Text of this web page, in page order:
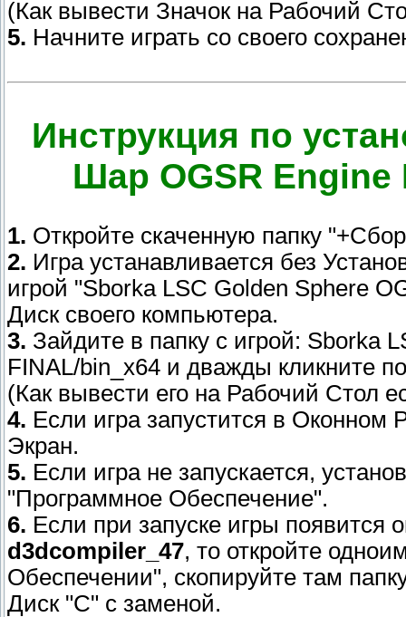
(Как вывести Значок на Рабочий
5. Начните играть со своего
Инструкция по
Шар OGSR
1. Откройте скаченную папку
2. Игра устанавливается без
игрой "Sborka LSC Golden Sphere
Диск своего компьютера.
3. Зайдите в папку с игрой: Sborka
FINAL/bin_x64 и дважды кликните
(Как вывести его на Рабочий Стол
4. Если игра запустится в Оконном
Экран.
5. Если игра не запускается,
"Программное Обеспечение".
6. Если при запуске игры появится
d3dcompiler_47, то откройте
Обеспечении", скопируйте там
Диск "С" с заменой.